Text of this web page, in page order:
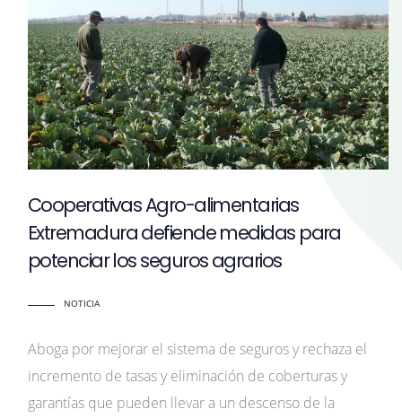
Cooperativas Agro-alimentarias
Extremadura defiende medidas para
potenciar los seguros agrarios
NOTICIA
Aboga por mejorar el sistema de seguros y rechaza el
incremento de tasas y eliminación de coberturas y
garantías que pueden llevar a un descenso de la